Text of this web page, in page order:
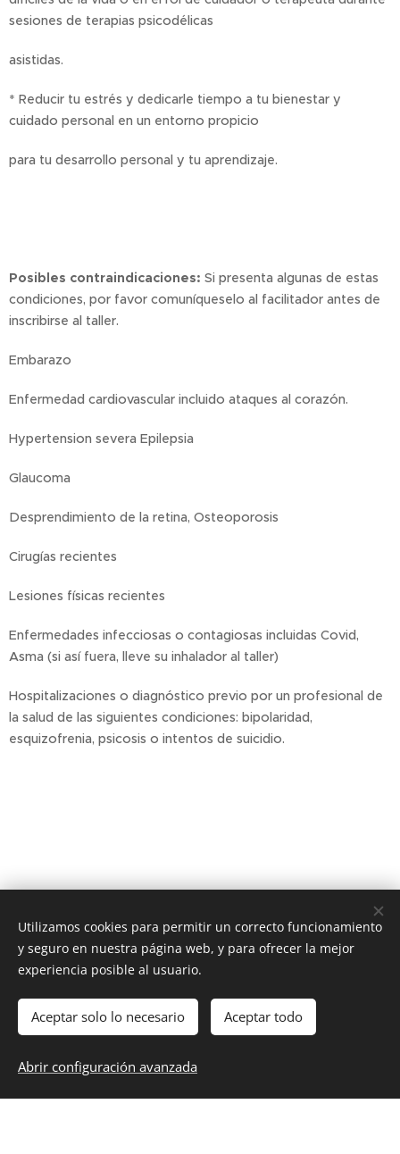
sesiones de terapias psicodélicas
asistidas.
* Reducir tu estrés y dedicarle tiempo a tu bienestar y
cuidado personal en un entorno propicio
para tu desarrollo personal y tu aprendizaje.
Posibles contraindicaciones: Si presenta algunas de estas
condiciones, por favor comuníqueselo al facilitador antes de
inscribirse al taller.
Embarazo
Enfermedad cardiovascular incluido ataques al corazón.
Hypertension severa Epilepsia
Glaucoma
Desprendimiento de la retina, Osteoporosis
Cirugías recientes
Lesiones físicas recientes
Enfermedades infecciosas o contagiosas incluidas Covid,
Asma (si así fuera, lleve su inhalador al taller)
Hospitalizaciones o diagnóstico previo por un profesional de
la salud de las siguientes condiciones: bipolaridad,
esquizofrenia, psicosis o intentos de suicidio.
Cookies
Utilizamos cookies para permitir un correcto funcionamiento
y seguro en nuestra página web, y para ofrecer la mejor
experiencia posible al usuario.
Aceptar solo lo necesario Aceptar todo
Abrir configuración avanzada